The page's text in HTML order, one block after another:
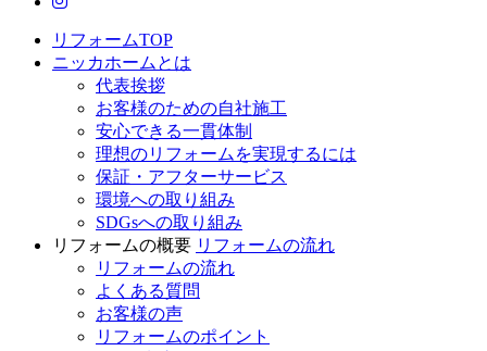
リフォームTOP
ニッカホームとは
代表挨拶
お客様のための自社施工
安心できる一貫体制
理想のリフォームを実現するには
保証・アフターサービス
環境への取り組み
SDGsへの取り組み
リフォームの概要 リフォームの流れ
リフォームの流れ
よくある質問
お客様の声
リフォームのポイント